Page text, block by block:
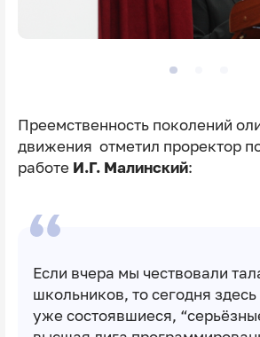
Преемственность поколений
движения отметил проректор
работе И.Г. Малинский:
Если вчера мы чествовали
школьников, то сегодня
уже состоявшиеся,